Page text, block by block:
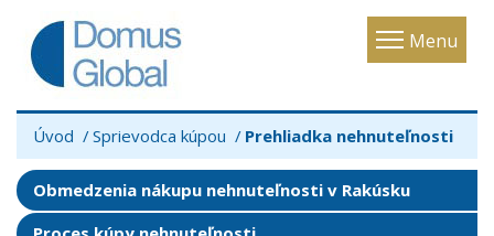
Menu
Toggle
Úvod Sprievodca kúpou Prehliadka nehnuteľnosti
Obmedzenia nákupu nehnuteľnosti v Rakúsku